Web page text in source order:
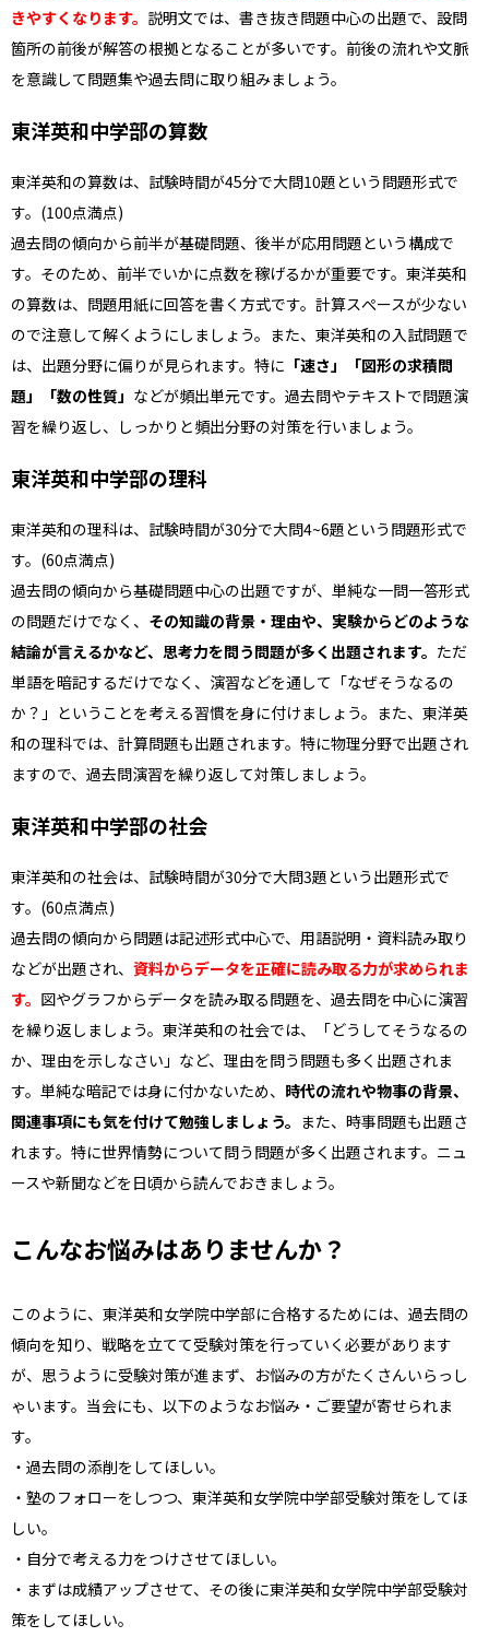
きやすくなります。 説明文では、書き抜き問題中心の出題で、設問
箇所の前後が解答の根拠となることが多いです。前後の流れや文脈
を意識して問題集や過去問に取り組みましょう。
東洋英和中学部の算数
東洋英和の算数は、試験時間が45分で大問10題という問題形式で
す。(100点満点)
過去問の傾向から前半が基礎問題、後半が応用問題という構成で
す。そのため、前半でいかに点数を稼げるかが重要です。東洋英和
の算数は、問題用紙に回答を書く方式です。計算スぺースが少ない
ので注意して解くようにしましょう。また、東洋英和の入試問題で
は、出題分野に偏りが見られます。特に 「速さ」「図形の求積問
題」「数の性質」 などが頻出単元です。過去問やテキストで問題演
習を繰り返し、しっかりと頻出分野の対策を行いましょう。
東洋英和中学部の理科
東洋英和の理科は、試験時間が30分で大問4~6題という問題形式で
す。(60点満点)
過去問の傾向から基礎問題中心の出題ですが、単純な一問一答形式
の問題だけでなく、 その知識の背景・理由や、実験からどのような
結論が言えるかなど、思考力を問う問題が多く出題されます。 ただ
単語を暗記するだけでなく、演習などを通して「なぜそうなるの
か？」ということを考える習慣を身に付けましょう。また、東洋英
和の理科では、計算問題も出題されます。特に物理分野で出題され
ますので、過去問演習を繰り返して対策しましょう。
東洋英和中学部の社会
東洋英和の社会は、試験時間が30分で大問3題という出題形式で
す。(60点満点)
過去問の傾向から問題は記述形式中心で、用語説明・資料読み取り
などが出題され、 資料からデータを正確に読み取る力が求められま
す。 図やグラフからデータを読み取る問題を、過去問を中心に演習
を繰り返しましょう。東洋英和の社会では、「どうしてそうなるの
か、理由を示しなさい」など、理由を問う問題も多く出題されま
す。単純な暗記では身に付かないため、 時代の流れや物事の背景、
関連事項にも気を付けて勉強しましょう。 また、時事問題も出題さ
れます。特に世界情勢について問う問題が多く出題されます。ニュ
ースや新聞などを日頃から読んでおきましょう。
こんなお悩みはありませんか？
このように、東洋英和女学院中学部に合格するためには、過去問の
傾向を知り、戦略を立てて受験対策を行っていく必要があります
が、思うように受験対策が進まず、お悩みの方がたくさんいらっし
ゃいます。当会にも、以下のようなお悩み・ご要望が寄せられま
す。
・過去問の添削をしてほしい。
・塾のフォローをしつつ、東洋英和女学院中学部受験対策をしてほ
しい。
・自分で考える力をつけさせてほしい。
・まずは成績アップさせて、その後に東洋英和女学院中学部受験対
策をしてほしい。